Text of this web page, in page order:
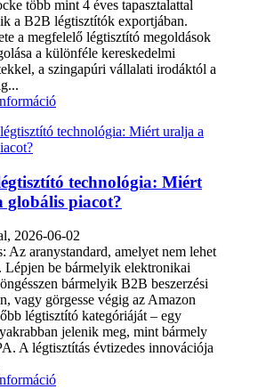
több mint 4 éves tapasztalattal
a B2B légtisztítók exportjában.
a megfelelő légtisztító megoldások
a különféle kereskedelmi
a szingapúri vállalati irodáktól a
technológia: Miért
globális piacot?
2026-06-02
Az aranystandard, amelyet nem lehet
Lépjen be bármelyik elektronikai
bármelyik B2B beszerzési
vagy görgesse végig az Amazon
légtisztító kategóriáját – egy
jelenik meg, mint bármely
A légtisztítás évtizedes innovációja